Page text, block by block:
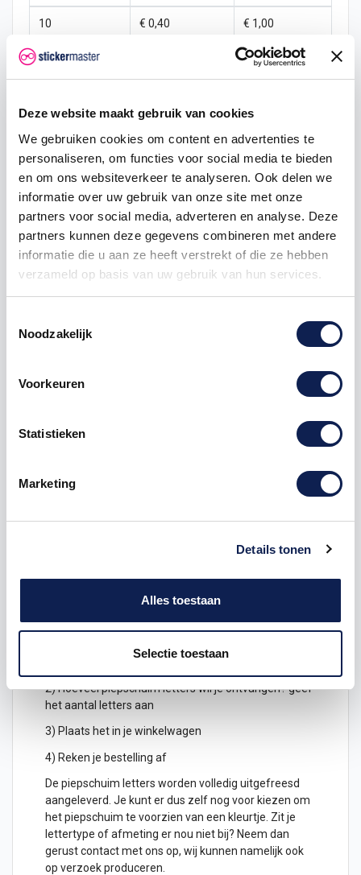
Deze website maakt gebruik van cookies
We gebruiken cookies om content en advertenties te
personaliseren, om functies voor social media te bieden
en om ons websiteverkeer te analyseren. Ook delen we
informatie over uw gebruik van onze site met onze
partners voor social media, adverteren en analyse. Deze
partners kunnen deze gegevens combineren met andere
informatie die u aan ze heeft verstrekt of die ze hebben
verzameld op basis van uw gebruik van hun services.
Noodzakelijk
Voorkeuren
Statistieken
Marketing
Details tonen
Alles toestaan
Selectie toestaan
10 € 0,40 € 1,00
15 € 2,25
100 € 0,28 € 22,50
200 € 0,25 € 50,00
€ 0,20 € 150,00
750 € 0,15 € 262,50
Piepschuim Letter E Checkbook
De Piepschuim Letter E Checkbook is te bestellen
cm, de dikte van de letter is altijd 20 mm. Piepschuim
2) Hoeveel piepschuim letters wil je ontvangen? geef
het aantal letters aan
3) Plaats het in je winkelwagen
4) Reken je bestelling af
De piepschuim letters worden volledig uitgefreesd
aangeleverd. Je kunt er dus zelf nog voor kiezen om
het piepschuim te voorzien van een kleurtje. Zit je
lettertype of afmeting er nou niet bij? Neem dan
gerust contact met ons op, wij kunnen namelijk ook
op verzoek produceren.